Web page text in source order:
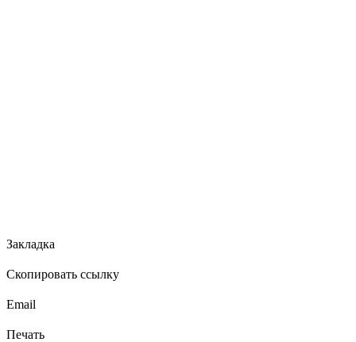
Закладка
Скопировать ссылку
Email
Печать